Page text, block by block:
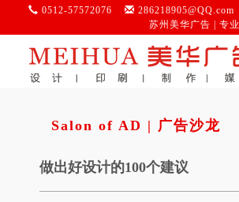
0512-57572076
286218905@QQ.com
苏州美华广告 | 专
Salon of AD | 广告沙龙
做出好设计的100个建议